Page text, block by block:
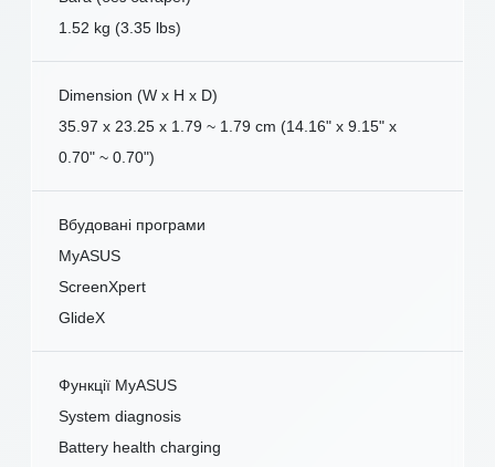
1.52 kg (3.35 lbs)
Dimension (W x H x D)
35.97 x 23.25 x 1.79 ~ 1.79 cm (14.16" x 9.15" x
0.70" ~ 0.70")
Вбудовані програми
MyASUS
ScreenXpert
GlideX
Функції MyASUS
System diagnosis
Battery health charging